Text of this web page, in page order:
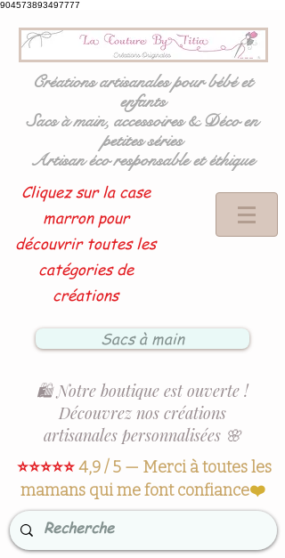
904573893497777
Créations artisanales pour bébé et
enfants
Sacs à main, accessoires & Déco en
petites séries
Artisan éco responsable et éthique
Cliquez sur la case
marron pour
découvrir toutes les
catégories de
créations
Sacs à main
🛍️ Notre boutique est ouverte !
Découvrez nos créations
artisanales personnalisées 🌸
⭐⭐⭐⭐⭐4,9 / 5 — Merci à toutes les
mamans qui me font confiance❤️